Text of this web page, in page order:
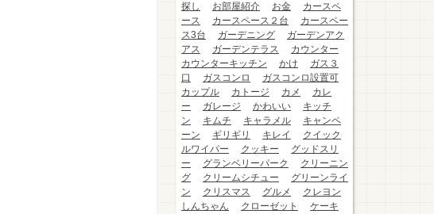
探し
お部屋紹介 お金
カースペ
ース
カースペース２台
カースペー
ス3台
ガーデニング
ガーデンアク
アス
ガーデンテラス
カウンター
カウンターキッチン
かけ
ガス３
口
ガスコンロ
ガスコンロ設置可
カップル
カトージ カメ
カレ
ー
ガレージ かわいい
キッチ
ン
キムチ キャラメル
キャンペ
ーン
ギリギリ キレイ
クイック
ルワイパー
クッキー
グッドスリ
ー
グランベリーパーク
クリーニン
グ
クリームシチュー
グリーンライ
ン
クリスマス グルメ
クレヨン
しんちゃん
クローゼット
ケーキ